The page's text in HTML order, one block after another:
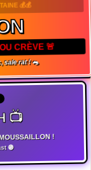
💰💰
CRÈVE 🚨
sale rat ! 🐀
📺
!
🟣